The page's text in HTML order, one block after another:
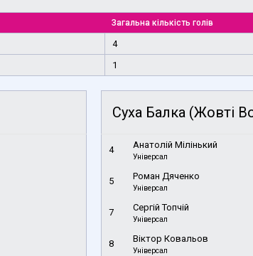
Загальна кількість голів
4
1
Суха Балка (Жовті
4 Анатолій Мілінький
Універсал
5 Роман Дяченко
Універсал
7 Сергій Топчій
Універсал
8 Віктор Ковальов
Універсал